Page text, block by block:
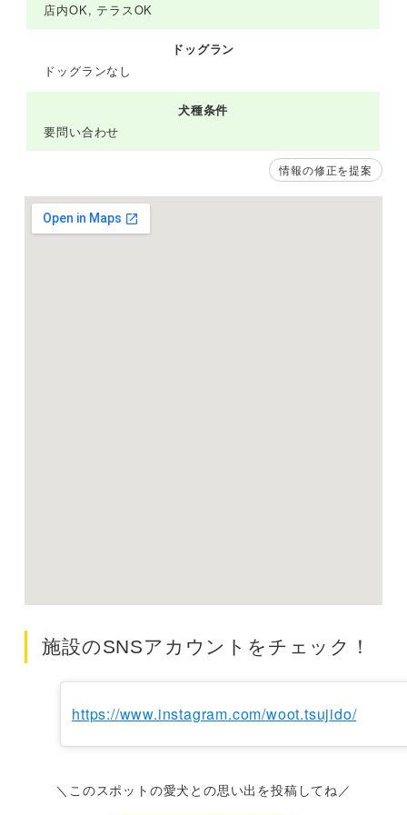
店内OK, テラスOK
ドッグラン
ドッグランなし
犬種条件
要問い合わせ
情報の修正を提案
施設のSNSアカウントをチェック！
https://www.instagram.com/woot.tsujido/
＼このスポットの愛犬との思い出を投稿してね／